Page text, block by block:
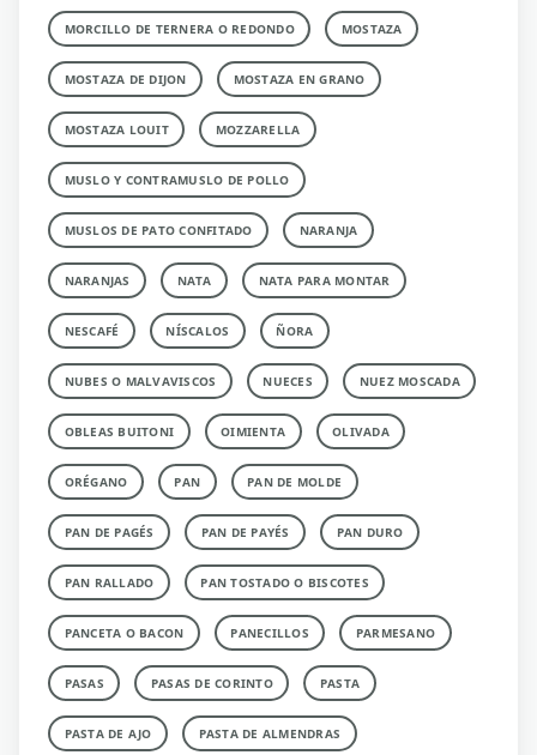
MORCILLO DE TERNERA O REDONDO MOSTAZA
MOSTAZA DE DIJON MOSTAZA EN GRANO
MOSTAZA LOUIT MOZZARELLA
MUSLO Y CONTRAMUSLO DE POLLO
MUSLOS DE PATO CONFITADO NARANJA
NARANJAS NATA NATA PARA MONTAR
NESCAFÉ NÍSCALOS ÑORA
NUBES O MALVAVISCOS NUECES NUEZ MOSCADA
OBLEAS BUITONI OIMIENTA OLIVADA
ORÉGANO PAN PAN DE MOLDE
PAN DE PAGÉS PAN DE PAYÉS PAN DURO
PAN RALLADO PAN TOSTADO O BISCOTES
PANCETA O BACON PANECILLOS PARMESANO
PASAS PASAS DE CORINTO PASTA
PASTA DE AJO PASTA DE ALMENDRAS